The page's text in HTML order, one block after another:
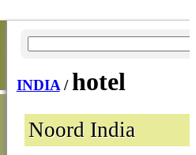
INDIA/hotel
Noord India